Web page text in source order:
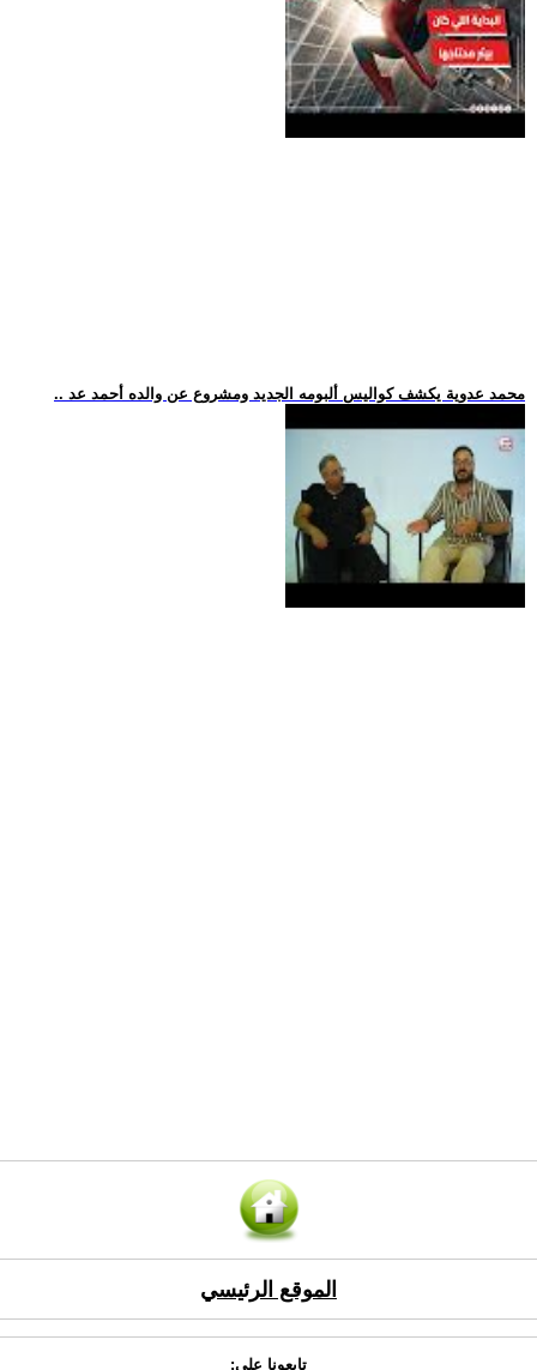
.. محمد عدوية يكشف كواليس ألبومه الجديد ومشروع عن والده أحمد عد
الموقع الرئيسي
تابعونا على: